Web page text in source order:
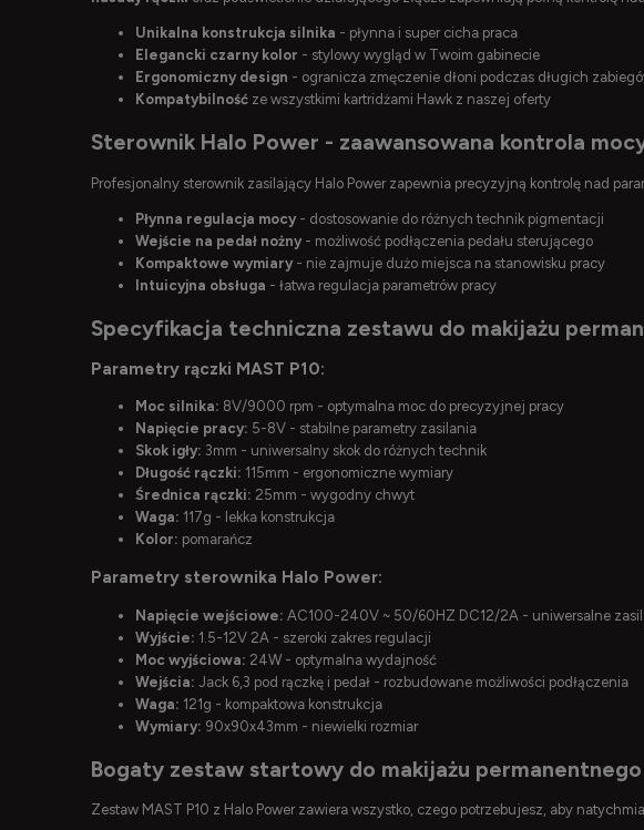
Unikalna konstrukcja silnika - płynna i super cicha praca
Elegancki czarny kolor - stylowy wygląd w Twoim gabinecie
Ergonomiczny design - ogranicza zmęczenie dłoni podczas długich
Kompatybilność ze wszystkimi kartridżami Hawk z naszej oferty
Sterownik Halo Power - zaawansowana kontrola
Profesjonalny sterownik zasilający Halo Power zapewnia precyzyjną kontrolę nad
Płynna regulacja mocy- dostosowanie do różnych technik pigmentacji
Wejście na pedał nożny- możliwość podłączenia pedału sterującego
Kompaktowe wymiary- nie zajmuje dużo miejsca na stanowisku pracy
Intuicyjna obsługa - łatwa regulacja parametrów pracy
Specyfikacja techniczna zestawu do makijażu
Parametry rączki MAST P10:
Moc silnika: 8V/9000 rpm - optymalna moc do precyzyjnej pracy
Napięcie pracy: 5-8V - stabilne parametry zasilania
Skok igły: 3mm - uniwersalny skok do różnych technik
Długość rączki: 115mm - ergonomiczne wymiary
Średnica rączki: 25mm - wygodny chwyt
Waga: 117g - lekka konstrukcja
Kolor: pomarańcz
Parametry sterownika Halo Power:
Napięcie wejściowe: AC100-240V ~ 50/60HZ DC12/2A - uniwersalne
Wyjście: 1.5-12V 2A - szeroki zakres regulacji
Moc wyjściowa: 24W - optymalna wydajność
Wejścia: Jack 6,3 pod rączkę i pedał - rozbudowane możliwości podłączenia
Waga: 121g - kompaktowa konstrukcja
Wymiary: 90x90x43mm - niewielki rozmiar
Bogaty zestaw startowy do makijażu permanentnego
Zestaw MAST P10 z Halo Power zawiera wszystko, czego potrzebujesz, aby